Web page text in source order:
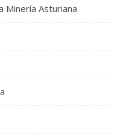
Minería Asturiana